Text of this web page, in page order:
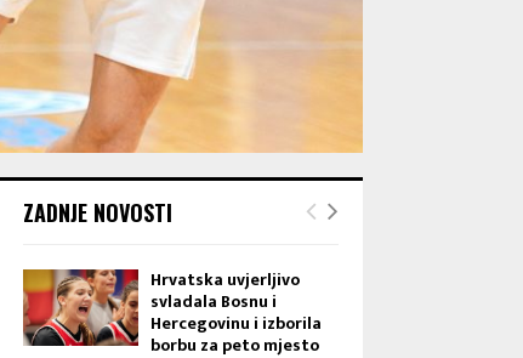
ZADNJE NOVOSTI
Hrvatska uvjerljivo
svladala Bosnu i
Hercegovinu i izborila
borbu za peto mjesto